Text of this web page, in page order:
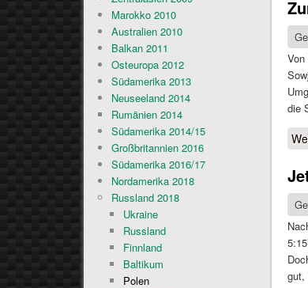
die
gut,
Marokko 2010
Australien 2010
Balkan 2011
Osteuropa 2012
Südamerika 2013
Neuseeland 2014
Rumänien 2014
Südamerika 2014/15
Großbritannien 2016
Südamerika 2016/17
Nordamerika 2018
Russland 2018
Ukraine
Russland
Finnland
Baltikum
Polen